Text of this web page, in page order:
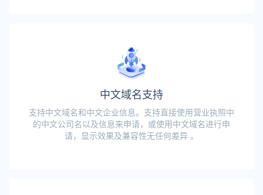
中文域名支持
支持中文域名和中文企业信息。支持直接使用营业执照中
的中文公司名以及信息来申请，或使用中文域名进行申
请，显示效果及兼容性无任何差异 。